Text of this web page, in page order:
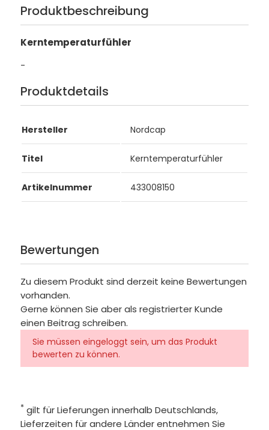
Produktbeschreibung
Kerntemperaturfühler
-
Produktdetails
Hersteller Nordcap
Titel Kerntemperaturfühler
Artikelnummer 433008150
Bewertungen
Zu diesem Produkt sind derzeit keine Bewertungen
vorhanden.
Gerne können Sie aber als registrierter Kunde
einen Beitrag schreiben.
Sie müssen eingeloggt sein, um das Produkt
bewerten zu können.
* gilt für Lieferungen innerhalb Deutschlands,
Lieferzeiten für andere Länder entnehmen Sie